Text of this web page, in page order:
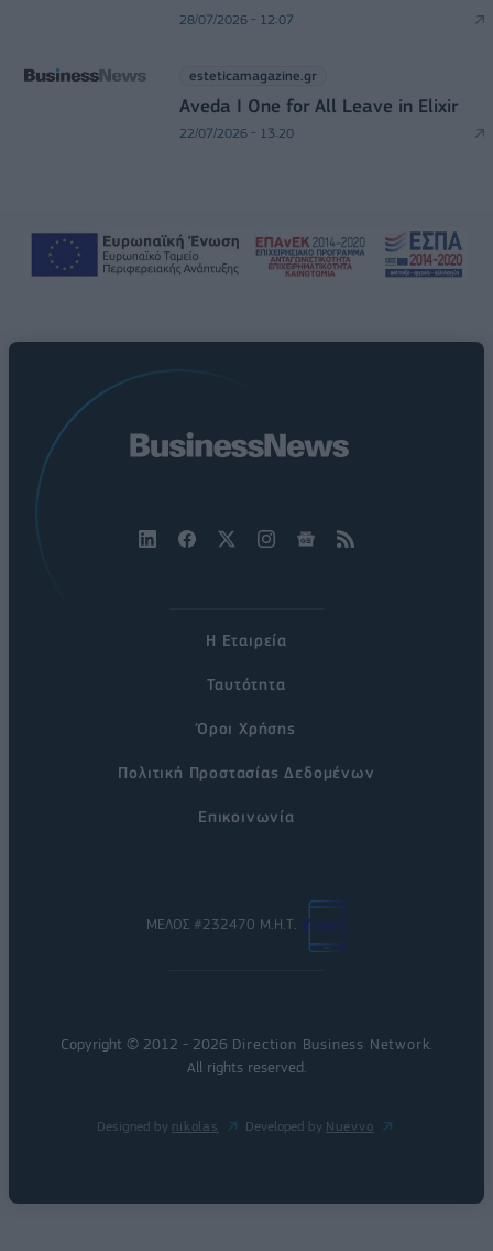
28/07/2026 - 12:07
esteticamagazine.gr
Aveda I One for All Leave in Elixir
22/07/2026 - 13:20
Η Εταιρεία
Ταυτότητα
Όροι Χρήσης
Πολιτική Προστασίας Δεδομένων
Επικοινωνία
ΜΕΛΟΣ #232470 Μ.Η.Τ.
Copyright © 2012 - 2026 Direction Business Network
All rights reserved.
Designed by nikolas Developed by Nuevvo